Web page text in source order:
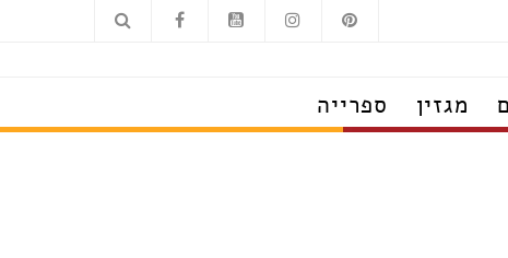
מגזין ספרייה